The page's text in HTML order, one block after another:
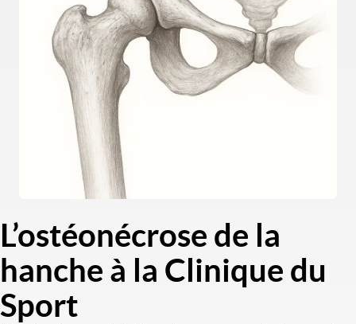
L’ostéonécrose de la
hanche à la Clinique du
Sport